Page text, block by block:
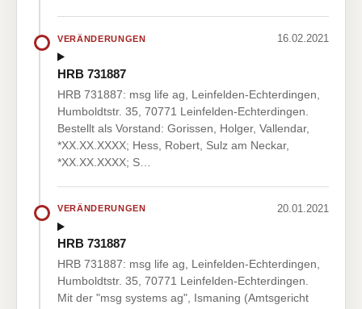
VERÄNDERUNGEN 16.02.2021
HRB 731887
HRB 731887: msg life ag, Leinfelden-Echterdingen,
Humboldtstr. 35, 70771 Leinfelden-Echterdingen.
Bestellt als Vorstand: Gorissen, Holger, Vallendar,
*XX.XX.XXXX; Hess, Robert, Sulz am Neckar,
*XX.XX.XXXX; S…
VERÄNDERUNGEN 20.01.2021
HRB 731887
HRB 731887: msg life ag, Leinfelden-Echterdingen,
Humboldtstr. 35, 70771 Leinfelden-Echterdingen.
Mit der "msg systems ag", Ismaning (Amtsgericht